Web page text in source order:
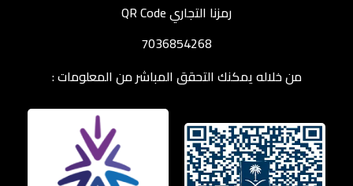
رمزنا التجاري QR Code
7036854268
من خلاله يمكنك التحقق المباشر من المعلومات :